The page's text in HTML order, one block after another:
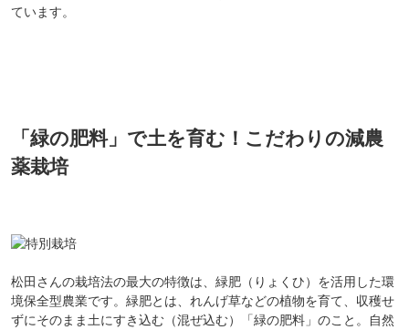
ています。
「緑の肥料」で土を育む！こだわりの減農
薬栽培
松田さんの栽培法の最大の特徴は、緑肥（りょくひ）を活用した環
境保全型農業です。緑肥とは、れんげ草などの植物を育て、収穫せ
ずにそのまま土にすき込む（混ぜ込む）「緑の肥料」のこと。自然